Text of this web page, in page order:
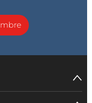
priorités
et de l'efficacité de
questions-
des questions